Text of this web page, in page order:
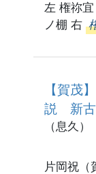
左 権祢
ノ棚 右
【賀茂
説 新古
（息久）
片岡祝（